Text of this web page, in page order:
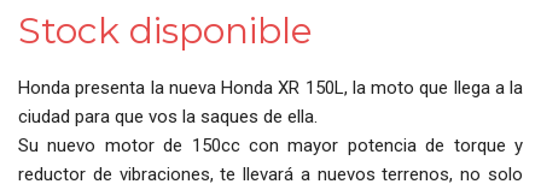
Stock disponible
Honda presenta la nueva Honda XR 150L, la moto que llega a la
ciudad para que vos la saques de ella.
Su nuevo motor de 150cc con mayor potencia de torque y
reductor de vibraciones, te llevará a nuevos terrenos, no solo